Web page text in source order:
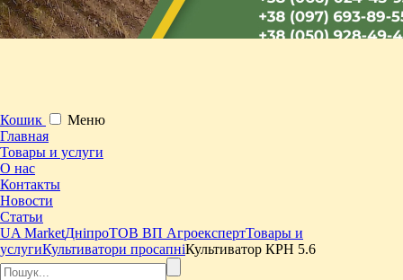
Кошик
Меню
Главная
Товары и услуги
О нас
Контакты
Новости
Статьи
UA MarketДніпроТОВ ВП АгроекспертТовары и
услугиКультиватори просапніКультиватор КРН 5.6